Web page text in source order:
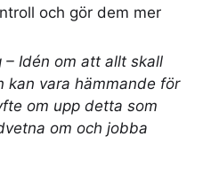
och gör dem mer
– Idén om att allt skall
kan vara hämmande för
om upp detta som
om och jobba